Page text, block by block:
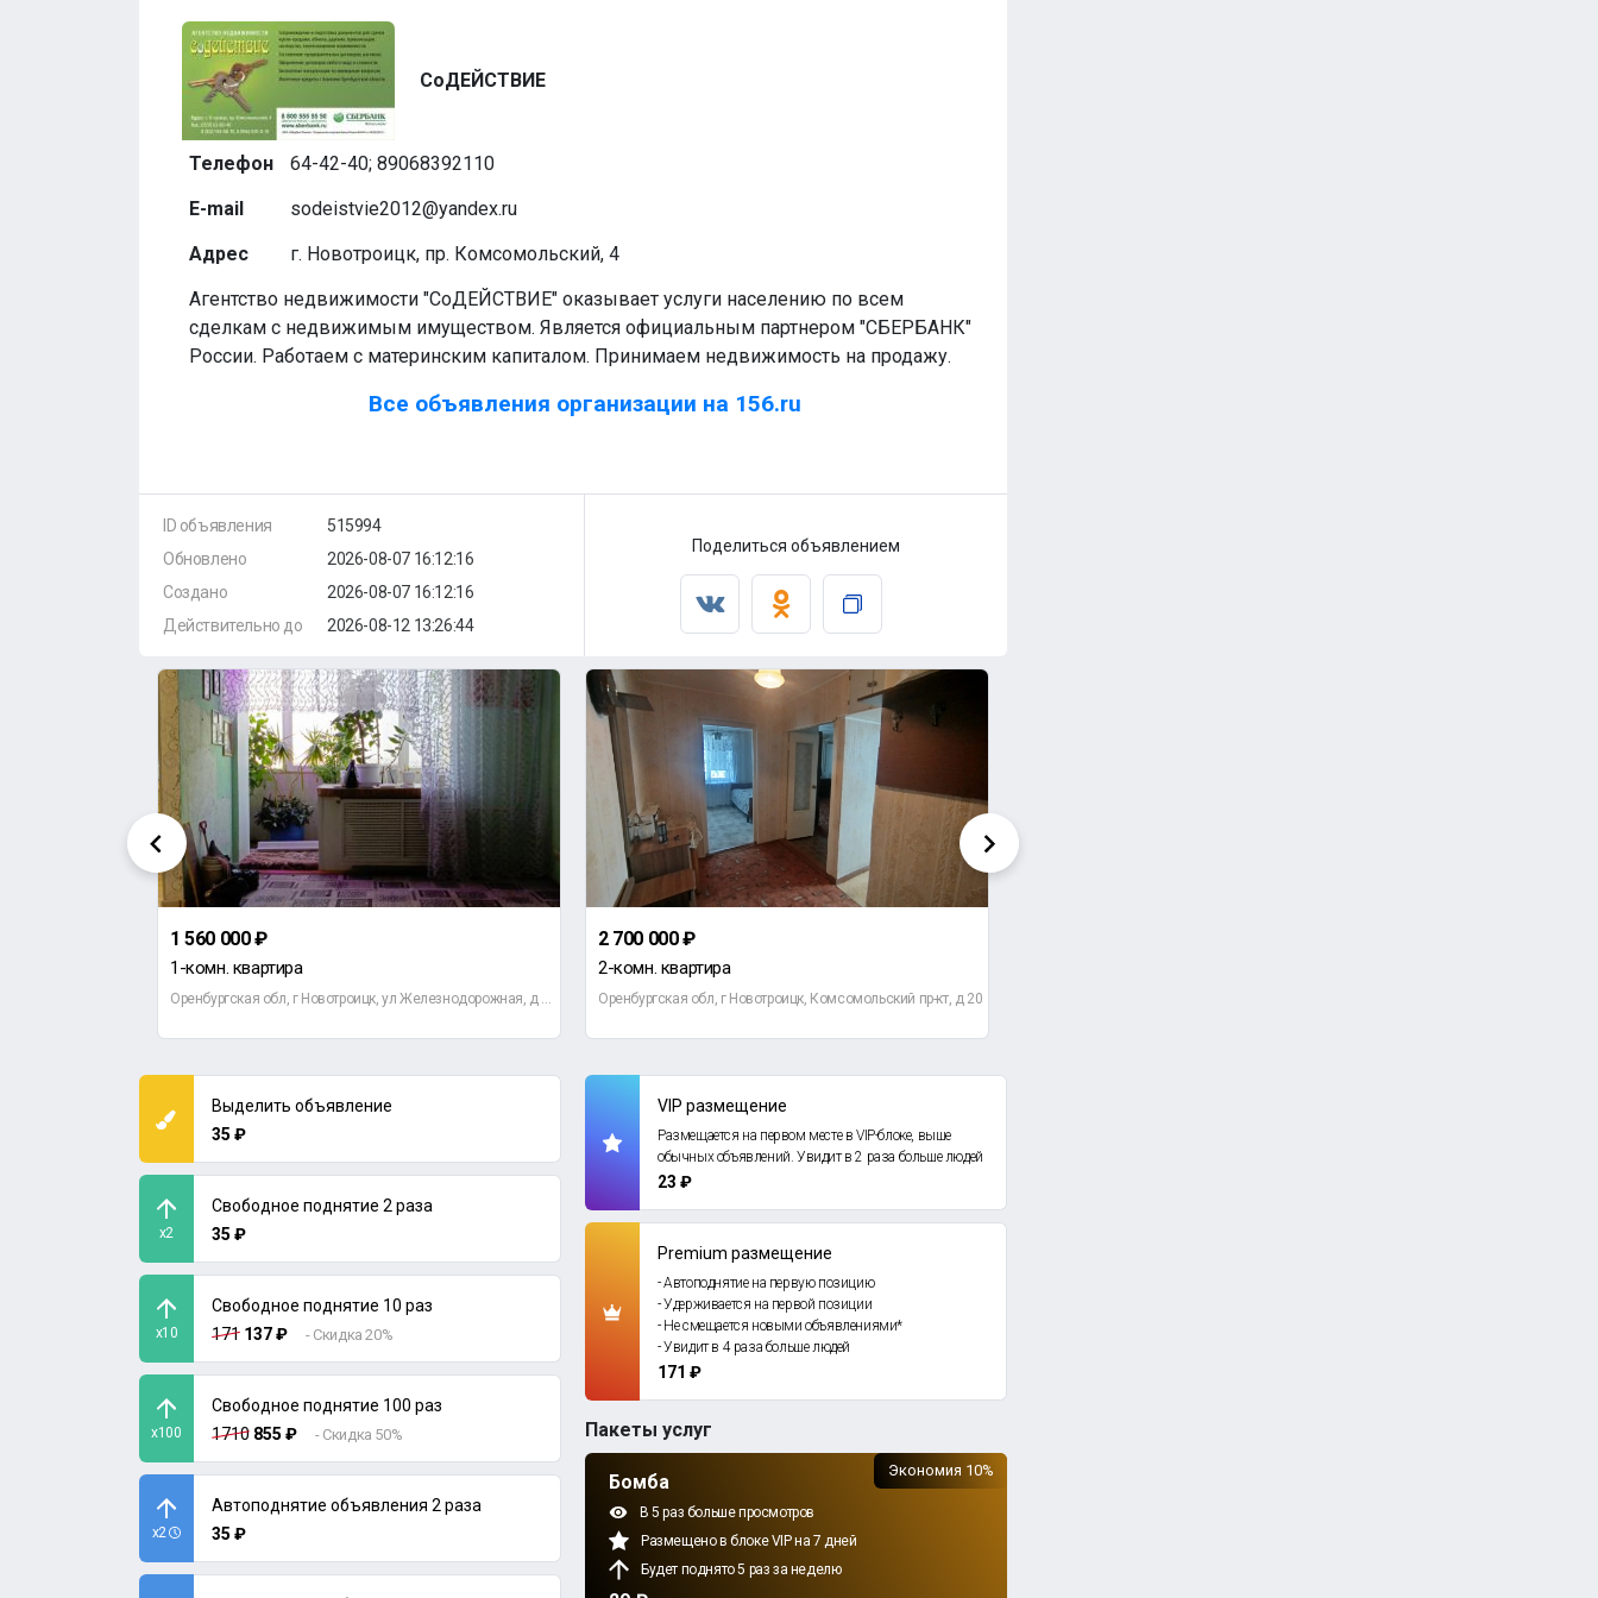
СоДЕЙСТВИЕ
Телефон
64-42-40; 89068392110
E-mail
sodeistvie2012@yandex.ru
Адрес
г. Новотроицк, пр. Комсомольский, 4
Агентство недвижимости "СоДЕЙСТВИЕ" оказывает услуги населению по всем
сделкам с недвижимым имуществом. Является официальным партнером "СБЕРБАНК"
России. Работаем с материнским капиталом. Принимаем недвижимость на продажу.
Все объявления организации на 156.ru
ID объявления
Обновлено
Создано
Действительно до
515994
2026-08-07 16:12:16
2026-08-07 16:12:16
2026-08-12 13:26:44
Поделиться объявлением
1 560 000 ₽
1-комн. квартира
Оренбургская обл, г Новотроицк, ул Железнодорожная, д 65А
2 700 000 ₽
2-комн. квартира
Оренбургская обл, г Новотроицк, Комсомольский пр-кт, д 20
Выделить объявление
35 ₽
x2
Свободное поднятие 2 раза
35 ₽
x10
Свободное поднятие 10 раз
171 137 ₽ - Скидка 20%
x100
Свободное поднятие 100 раз
1710 855 ₽ - Скидка 50%
x2
Автоподнятие объявления 2 раза
35 ₽
VIP размещение
Размещается на первом месте в VIP-блоке, выше
обычных объявлений. Увидит в 2 раза больше людей
23 ₽
Premium размещение
- Автоподнятие на первую позицию
- Удерживается на первой позиции
- Не смещается новыми объявлениями*
- Увидит в 4 раза больше людей
171 ₽
Пакеты услуг
Бомба
В 5 раз больше просмотров
Размещено в блоке VIP на 7 дней
Будет поднято 5 раз за неделю
Экономия 10%